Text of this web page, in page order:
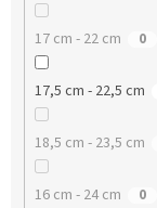
17 cm - 22 cm 0
17,5 cm - 22,5 cm
18,5 cm - 23,5 cm
16 cm - 24 cm 0